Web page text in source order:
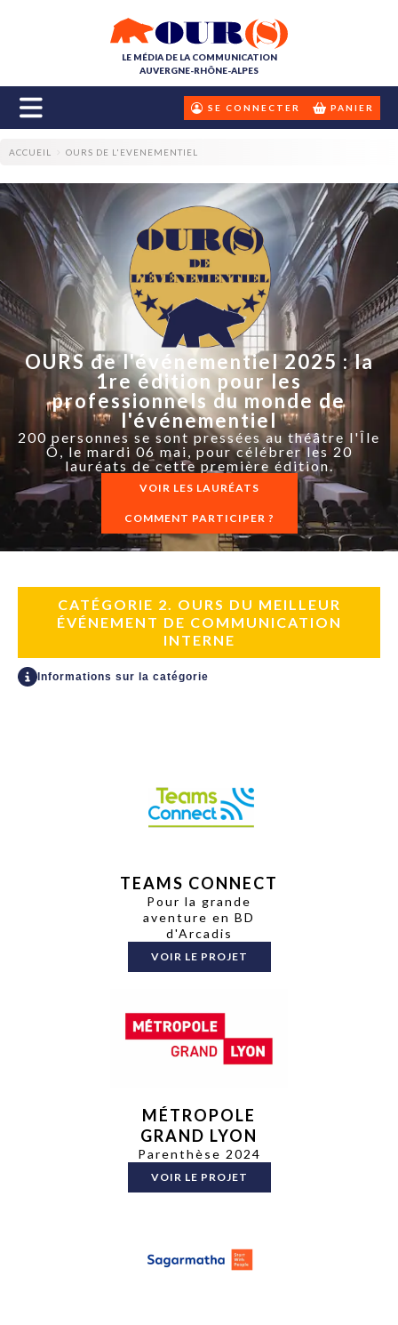
LE MÉDIA DE LA COMMUNICATION
AUVERGNE-RHÔNE-ALPES
SE CONNECTER PANIER
ACCUEIL OURS DE L'EVENEMENTIEL
OURS de l'événementiel 2025 : la
1re édition pour les
professionnels du monde de
l'événementiel
200 personnes se sont pressées au théâtre l'Île
Ô, le mardi 06 mai, pour célébrer les 20
lauréats de cette première édition.
VOIR LES LAURÉATS
COMMENT PARTICIPER ?
CATÉGORIE 2. OURS DU MEILLEUR
ÉVÉNEMENT DE COMMUNICATION
INTERNE
Informations sur la catégorie
TEAMS CONNECT
Pour la grande
aventure en BD
d'Arcadis
VOIR LE PROJET
MÉTROPOLE
GRAND LYON
Parenthèse 2024
VOIR LE PROJET